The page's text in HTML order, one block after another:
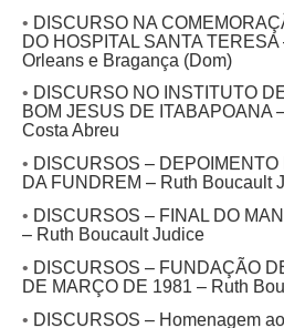
• DISCURSO NA
DO HOSPITAL SANTA
Orleans e Bragança (Dom)
• DISCURSO NO INSTITUTO
BOM JESUS DE ITABAPOANA
Costa Abreu
• DISCURSOS –
DA FUNDREM – Ruth Boucault
• DISCURSOS – FINAL DO
– Ruth Boucault Judice
• DISCURSOS – FUNDAÇÃO
DE MARÇO DE 1981 – Ruth
• DISCURSOS – Homenagem